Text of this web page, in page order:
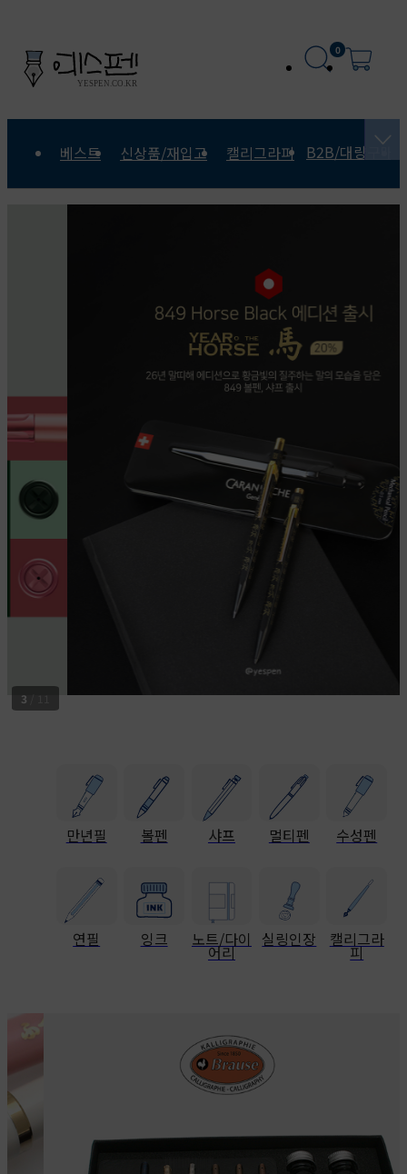
0
베스트 신상품/재입고 캘리그라피 B2B/대량구매
3 11
만년필 볼펜 샤프 멀티펜 수성펜
연필 잉크 노트/다이
어리
실링인장 캘리그라
피